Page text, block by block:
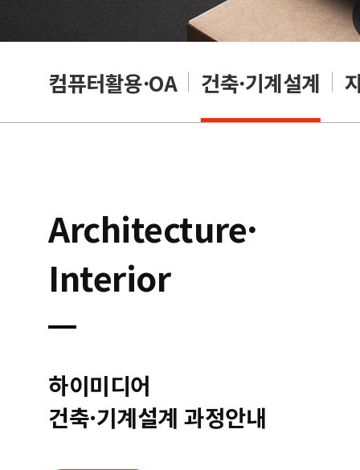
컴퓨터활용·OA 건축·기계설계
Architecture·
Interior
하이미디어
건축·기계설계 과정안내